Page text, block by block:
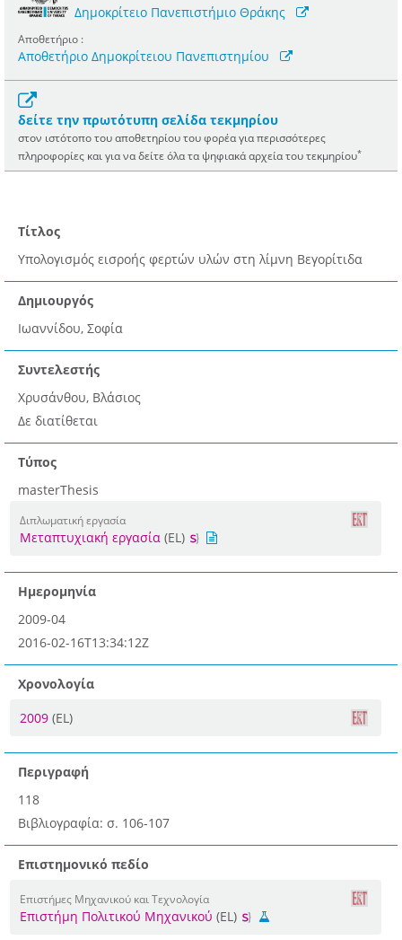
Δημοκρίτειο Πανεπιστήμιο Θράκης
Αποθετήριο :
Αποθετήριο Δημοκρίτειου Πανεπιστημίου
δείτε την πρωτότυπη σελίδα τεκμηρίου
στον ιστότοπο του αποθετηρίου του φορέα για περισσότερες
πληροφορίες και για να δείτε όλα τα ψηφιακά αρχεία του τεκμηρίου*
Τίτλος
Υπολογισμός εισροής φερτών υλών στη λίμνη Βεγορίτιδα
Δημιουργός
Ιωαννίδου, Σοφία
Συντελεστής
Χρυσάνθου, Βλάσιος
Δε διατίθεται
Τύπος
masterThesis
Διπλωματική εργασία
Μεταπτυχιακή εργασία (EL)
Ημερομηνία
2009-04
2016-02-16T13:34:12Z
Χρονολογία
2009 (EL)
Περιγραφή
118
Βιβλιογραφία: σ. 106-107
Επιστημονικό πεδίο
Επιστήμες Μηχανικού και Τεχνολογία
Επιστήμη Πολιτικού Μηχανικού (EL)